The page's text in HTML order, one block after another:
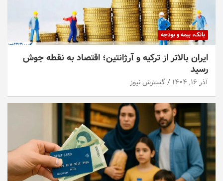
بانک، بیمه و بودجه
ایران بالاتر از ترکیه و آرژانتین؛ اقتصاد به نقطه جوش
رسید
آذر ۱۶, ۱۴۰۴ گسترش نیوز